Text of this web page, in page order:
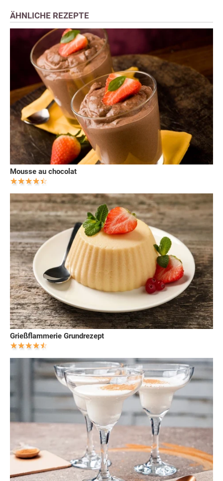
ÄHNLICHE REZEPTE
Mousse au chocolat
Grießflammerie Grundrezept